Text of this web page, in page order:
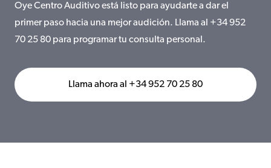
Oye Centro Auditivo está listo para ayudarte a dar el
primer paso hacia una mejor audición. Llama al +34 952
70 25 80 para programar tu consulta personal.
Llama ahora al +34 952 70 25 80